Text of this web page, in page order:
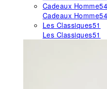
Cadeaux Homme54
Cadeaux Homme54
Les Classiques51
Les Classiques51